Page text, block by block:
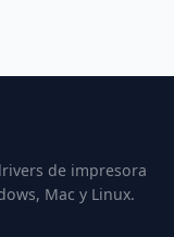
de impresora
Mac y Linux.